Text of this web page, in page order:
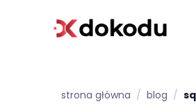
strona główna / blog /